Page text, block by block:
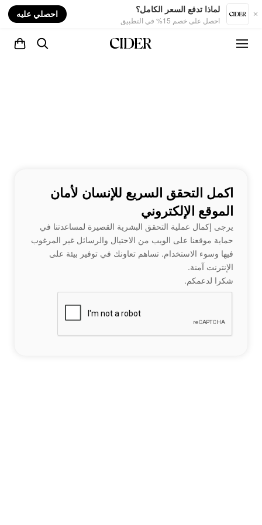
لماذا تدفع السعر الكامل؟
احصل على خصم 15% في التطبيق
احصلي عليه
اكمل التحقق السريع للإنسان لأمان
الموقع الإلكتروني
يرجى إكمال عملية التحقق البشرية القصيرة لمساعدتنا في
حماية موقعنا على الويب من الاحتيال والرسائل غير المرغوب
فيها وسوء الاستخدام. تساهم تعاونك في توفير بيئة على
الإنترنت آمنة.
شكرا لدعمكم.